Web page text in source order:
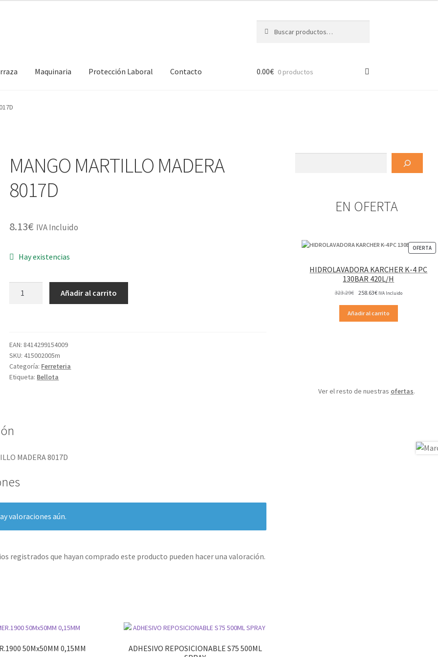
por:
Maquinaria Protección Laboral Contacto 0.00€ 0 productos
MANGO MARTILLO MADERA
8017D
8.13€ IVA Incluido
Hay existencias
Añadir al carrito
EAN: 8414299154009
SKU:415002005m
Categoría: Ferreteria
Etiqueta: Bellota
MADERA 8017D
valoraciones aún.
registrados que hayan comprado este producto pueden hacer una valoración.
50Mx50MM 0,15MM
ADHESIVO REPOSICIONABLE S75 500ML
EN OFERTA
OFERTA
EN
HIDROLAVADORA KARCHER K-4 PC
130BAR 420L/H
323.29€ El
original
258.63€El
actual
IVA Incluido
Añadir al carrito
Ver el resto de nuestras ofertas.